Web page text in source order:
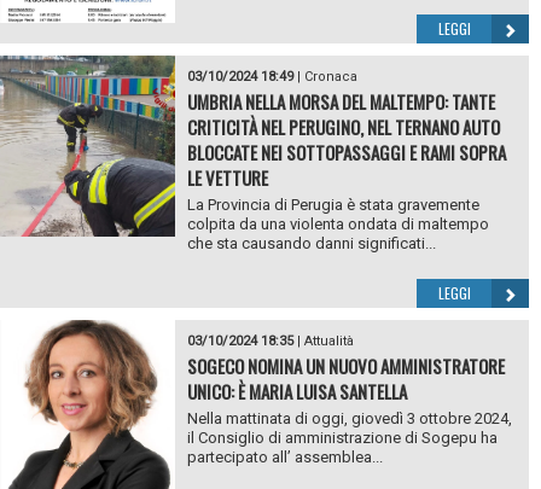
LEGGI
03/10/2024 18:49| Cronaca
UMBRIA NELLA MORSA DEL MALTEMPO: TANTE
CRITICITÀ NEL PERUGINO, NEL TERNANO AUTO
BLOCCATE NEI SOTTOPASSAGGI E RAMI SOPRA
LE VETTURE
La Provincia di Perugia è stata gravemente
colpita da una violenta ondata di maltempo
che sta causando danni significati...
LEGGI
03/10/2024 18:35| Attualità
SOGECO NOMINA UN NUOVO AMMINISTRATORE
UNICO: È MARIA LUISA SANTELLA
Nella mattinata di oggi, giovedì 3 ottobre 2024,
il Consiglio di amministrazione di Sogepu ha
partecipato all’ assemblea...